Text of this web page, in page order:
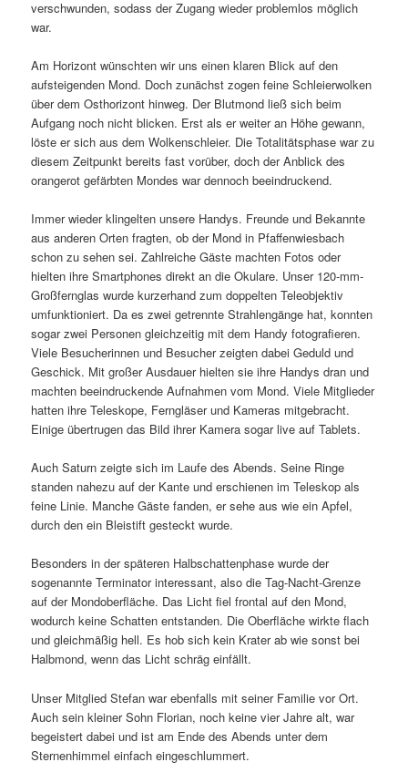
verschwunden, sodass der Zugang wieder problemlos möglich
war.
Am Horizont wünschten wir uns einen klaren Blick auf den
aufsteigenden Mond. Doch zunächst zogen feine Schleierwolken
über dem Osthorizont hinweg. Der Blutmond ließ sich beim
Aufgang noch nicht blicken. Erst als er weiter an Höhe gewann,
löste er sich aus dem Wolkenschleier. Die Totalitätsphase war zu
diesem Zeitpunkt bereits fast vorüber, doch der Anblick des
orangerot gefärbten Mondes war dennoch beeindruckend.
Immer wieder klingelten unsere Handys. Freunde und Bekannte
aus anderen Orten fragten, ob der Mond in Pfaffenwiesbach
schon zu sehen sei. Zahlreiche Gäste machten Fotos oder
hielten ihre Smartphones direkt an die Okulare. Unser 120-mm-
Großfernglas wurde kurzerhand zum doppelten Teleobjektiv
umfunktioniert. Da es zwei getrennte Strahlengänge hat, konnten
sogar zwei Personen gleichzeitig mit dem Handy fotografieren.
Viele Besucherinnen und Besucher zeigten dabei Geduld und
Geschick. Mit großer Ausdauer hielten sie ihre Handys dran und
machten beeindruckende Aufnahmen vom Mond. Viele Mitglieder
hatten ihre Teleskope, Ferngläser und Kameras mitgebracht.
Einige übertrugen das Bild ihrer Kamera sogar live auf Tablets.
Auch Saturn zeigte sich im Laufe des Abends. Seine Ringe
standen nahezu auf der Kante und erschienen im Teleskop als
feine Linie. Manche Gäste fanden, er sehe aus wie ein Apfel,
durch den ein Bleistift gesteckt wurde.
Besonders in der späteren Halbschattenphase wurde der
sogenannte Terminator interessant, also die Tag-Nacht-Grenze
auf der Mondoberfläche. Das Licht fiel frontal auf den Mond,
wodurch keine Schatten entstanden. Die Oberfläche wirkte flach
und gleichmäßig hell. Es hob sich kein Krater ab wie sonst bei
Halbmond, wenn das Licht schräg einfällt.
Unser Mitglied Stefan war ebenfalls mit seiner Familie vor Ort.
Auch sein kleiner Sohn Florian, noch keine vier Jahre alt, war
begeistert dabei und ist am Ende des Abends unter dem
Sternenhimmel einfach eingeschlummert.